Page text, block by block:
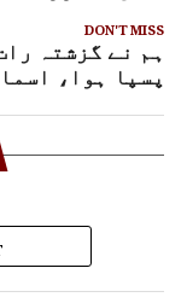
DON'T MISS
ہم نے گزشتہ
پسپا ہوا،